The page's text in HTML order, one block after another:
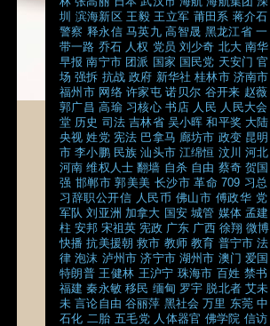
圳
滨海新区 王毅 王立军 莆田系 蒋介石
警察 释永信 马英九 高智晟 黑龙江省 一
带一路 乔石 人权 党员 刘少奇 北大 南华
早报 南宁市 团派 国家 国民党 天安门 官
场 强拆 抗战 政府 新华社 桂林市 济南市
福州市 网络 许家屯 诺贝尔 谷开来 赵薇
郭广昌 高瑜 习核心 书店 人民 人民大会
堂 历史 司法 吉林省 吴小晖 和平奖 大陆
央视 姓党 宪法 巴拿马 廊坊市 政变 昆明
市 李小鹏 民族 汕头市 江绵恒 汶川
河北
河南 维权人士 翻墙 自杀 自由 蔡奇 贺国
强 邯郸市 郭美美 长沙市 革命 709 习总
习辞职公开信 人民币 佛山市 傅政华 党
军队 刘亚洲 加拿大 国安 城管 媒体 孟建
柱 安邦 宋祖英 宪政 广东 广西 徐翔 微博
快播 抗美援朝 救市 教师 教育 普宁市 法
律 泡沫 泸州市 济宁市 湖州市 澳门 爱国
特朗普 王健林 王沪宁 珠海市 百姓 禁书
福建 秦永敏 移民 缅甸 罗宇 脱北者 艾未
未 言论自由 谷丽萍 黑社会 万里 东莞 中
石化 二胎 五毛党 人体器官 佛学院 信访